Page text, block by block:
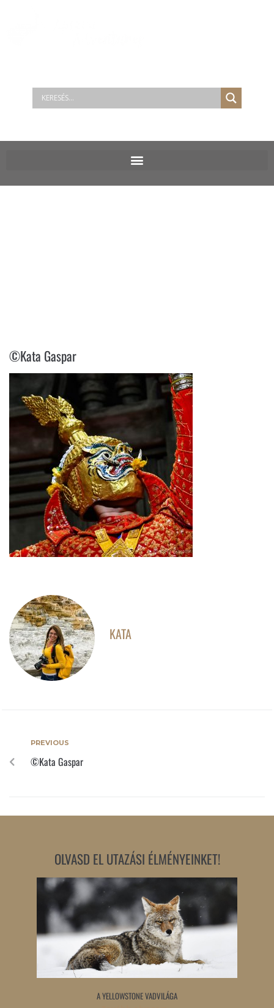
©Kata Gaspar
KATA
PREVIOUS
©Kata Gaspar
OLVASD EL UTAZÁSI ÉLMÉNYEINKET!
A YELLOWSTONE VADVILÁGA